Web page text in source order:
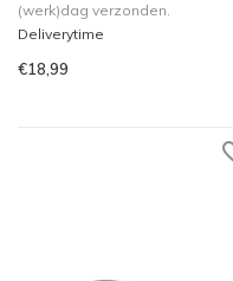
(werk)dag verzonden.
Deliverytime
€18,99